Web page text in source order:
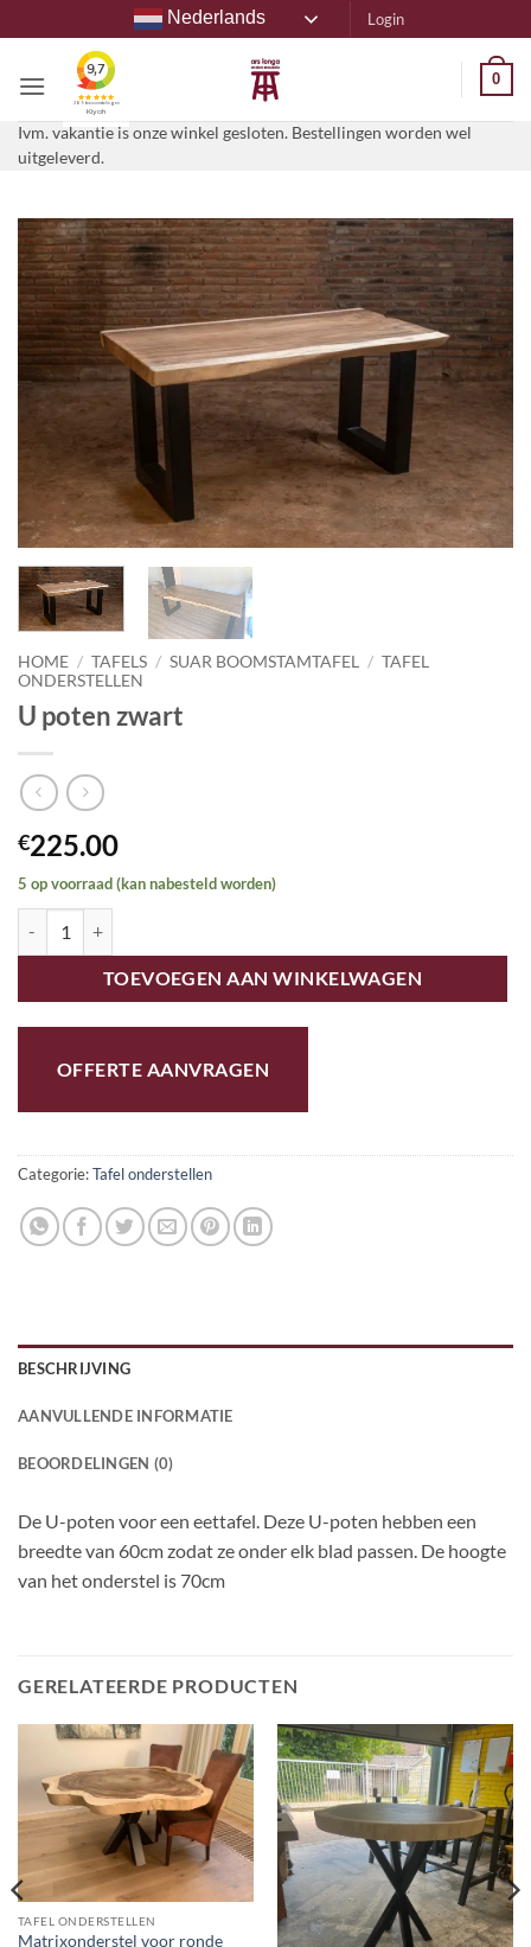
naar
inhoud
Nederlands Login
0
Ivm. vakantie is onze winkel gesloten. Bestellingen worden wel
uitgeleverd.
HOME / TAFELS / SUAR BOOMSTAMTAFEL / TAFEL
ONDERSTELLEN
U poten zwart
€225.00
5 op voorraad (kan nabesteld worden)
TOEVOEGEN AAN WINKELWAGEN
OFFERTE AANVRAGEN
Categorie:Tafel onderstellen
BESCHRIJVING
AANVULLENDE INFORMATIE
BEOORDELINGEN (0)
De U-poten voor een eettafel. Deze U-poten hebben een
breedte van 60cm zodat ze onder elk blad passen. De hoogte
van het onderstel is 70cm
GERELATEERDE PRODUCTEN
TAFEL ONDERSTELLEN
Matrixonderstel voor ronde